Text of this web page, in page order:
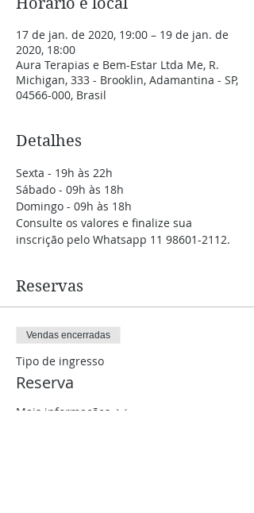
17 de jan. de 2020, 19:00 – 19 de jan. de
2020, 18:00
Aura Terapias e Bem-Estar Ltda Me, R.
Michigan, 333 - Brooklin, Adamantina - SP,
04566-000, Brasil
Detalhes
Sexta - 19h às 22h
Sábado - 09h às 18h
Domingo - 09h às 18h
Consulte os valores e finalize sua
inscrição pelo Whatsapp 11 98601-2112.
Reservas
Vendas encerradas
Tipo de ingresso
Reserva
Mais informações